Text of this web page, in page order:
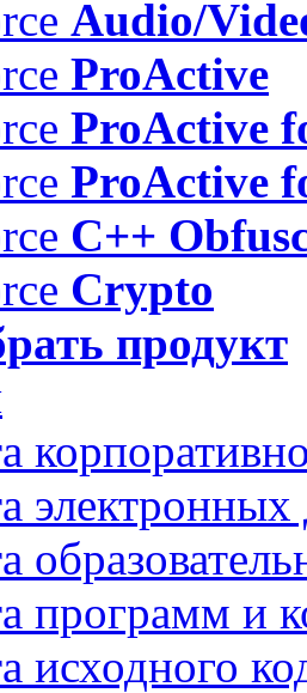
Audio/
ProActive
ProActive
ProActive
C++
Crypto
продукт
электронных
программ и
исходного